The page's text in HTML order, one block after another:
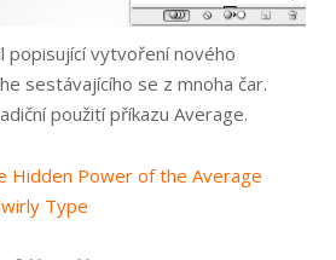
popisující vytvoření nového
sestávajícího se z mnoha čar.
použití příkazu Average.
Hidden Power of the Average
Type